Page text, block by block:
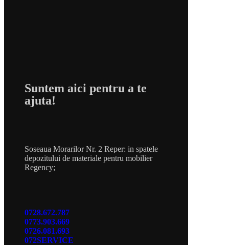
Suntem aici pentru a te
ajuta!
Soseaua Morarilor Nr. 2 Reper: in spatele
depozitului de materiale pentru mobilier
Regency;
0728.672.787
0773.903.669
0726.081.693
072SERVICE